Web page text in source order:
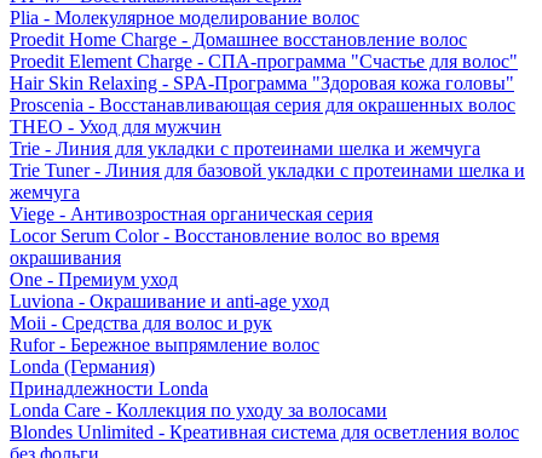
Plia - Молекулярное моделирование волос
Proedit Home Charge - Домашнее восстановление волос
Proedit Element Charge - СПА-программа "Счастье для волос"
Hair Skin Relaxing - SPA-Программа "Здоровая кожа головы"
Proscenia - Восстанавливающая серия для окрашенных волос
THEO - Уход для мужчин
Trie - Линия для укладки с протеинами шелка и жемчуга
Trie Tuner - Линия для базовой укладки с протеинами шелка и
жемчуга
Viege - Антивозростная органическая серия
Locor Serum Color - Восстановление волос во время
окрашивания
One - Премиум уход
Luviona - Окрашивание и anti-age уход
Moii - Средства для волос и рук
Rufor - Бережное выпрямление волос
Londa (Германия)
Принадлежности Londa
Londa Care - Коллекция по уходу за волосами
Blondes Unlimited - Креативная система для осветления волос
без фольги